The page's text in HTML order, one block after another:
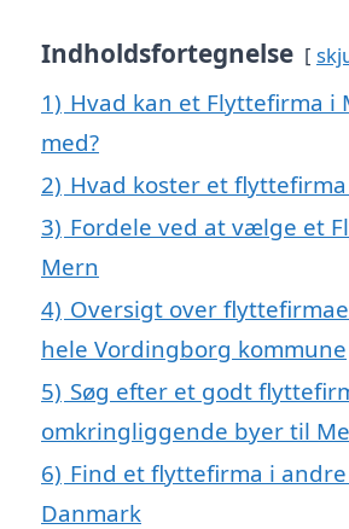
Indholdsfortegnelse
1) Hvad kan et Flyttefirma i
med?
2) Hvad koster et
3) Fordele ved at vælge et
Mern
4) Oversigt over
hele Vordingborg kommune
5) Søg efter et godt
omkringliggende byer til
6) Find et flyttefirma i
Danmark